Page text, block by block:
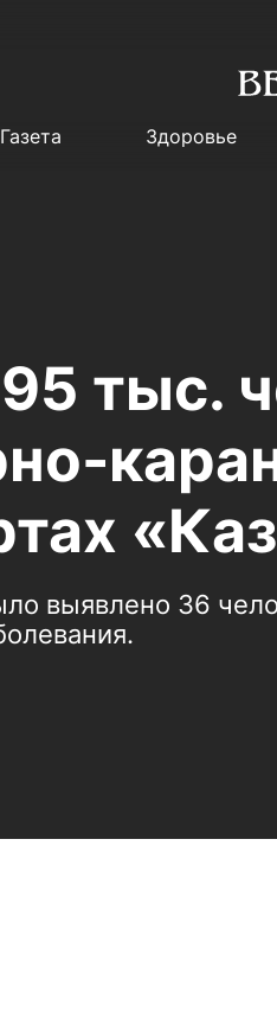
Газета Здоровье
тыс.
выявлено 36